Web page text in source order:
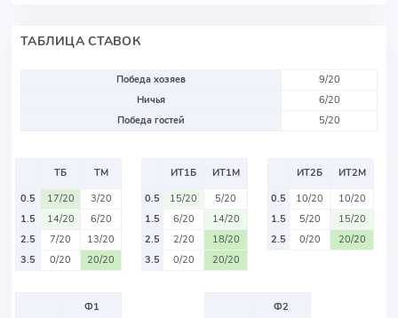
ТАБЛИЦА СТАВОК
Победа хозяев
9/20
Ничья
6/20
Победа гостей
5/20
ТБ
ТМ
0.5
17/20
3/20
1.5
14/20
6/20
2.5
7/20
13/20
3.5
0/20 20/20
ИТ1Б
ИТ1М
0.5
15/20
5/20
1.5
6/20
14/20
2.5
2/20
18/20
3.5
0/20 20/20
ИТ2Б
ИТ2М
0.5
10/20
10/20
1.5
5/20
15/20
2.5
0/20 20/20
Ф1
Ф2